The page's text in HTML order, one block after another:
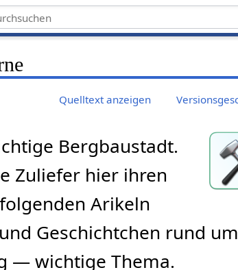
Quelltext anzeigen
Bergbaustadt.
Zuliefer hier ihren
Arikeln
Geschichtchen rund
— wichtige Thema.